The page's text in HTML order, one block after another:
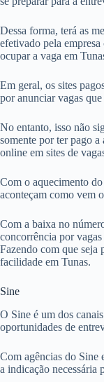
Dessa forma, terá as
efetivado pela
ocupar a vaga em
Em geral, os sites
por anunciar vagas
No entanto, isso não
somente por ter pago a
online em sites de
Com o aquecimento
aconteçam como vem
Com a baixa no
concorrência por
Fazendo com que seja
facilidade em Tunas.
Sine
O Sine é um dos
oportunidades de
Com agências do Sine
a indicação necessária